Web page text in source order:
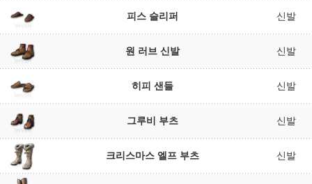
피스 슬리퍼 신발
원 러브 신발 신발
히피 샌들 신발
그루비 부츠 신발
크리스마스 엘프 부츠 신발